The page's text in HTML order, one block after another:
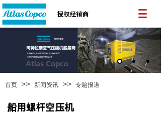
首页 >> 新闻资讯 >> 专题报道
船用螺杆空压机